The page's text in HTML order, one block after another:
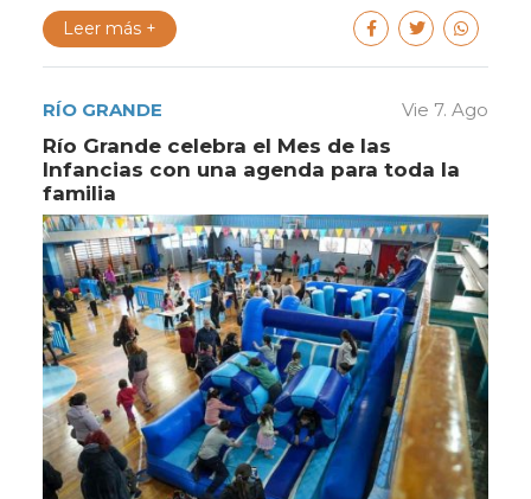
Leer más +
RÍO GRANDE Vie 7. Ago
Río Grande celebra el Mes de las
Infancias con una agenda para toda la
familia